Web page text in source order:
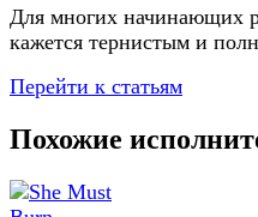
Для многих начинающих
кажется тернистым и
Перейти к статьям
Похожие